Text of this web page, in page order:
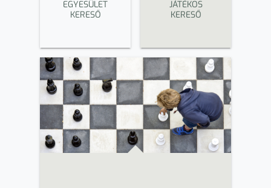
EGYESÜLET
KERESŐ
JÁTÉKOS
KERESŐ